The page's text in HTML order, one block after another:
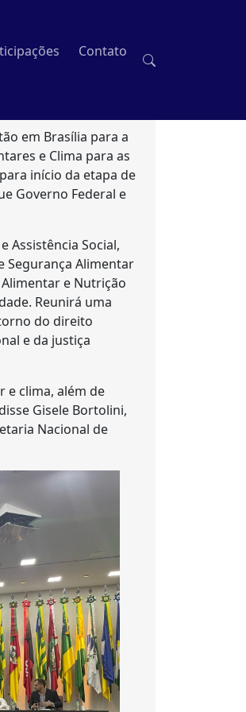
Contato
em Brasília para a
e Clima para as
início da etapa de
Governo Federal e
Assistência Social,
Segurança Alimentar
e Nutrição
Reunirá uma
do direito
e da justiça
e clima, além de
Gisele Bortolini,
Nacional de